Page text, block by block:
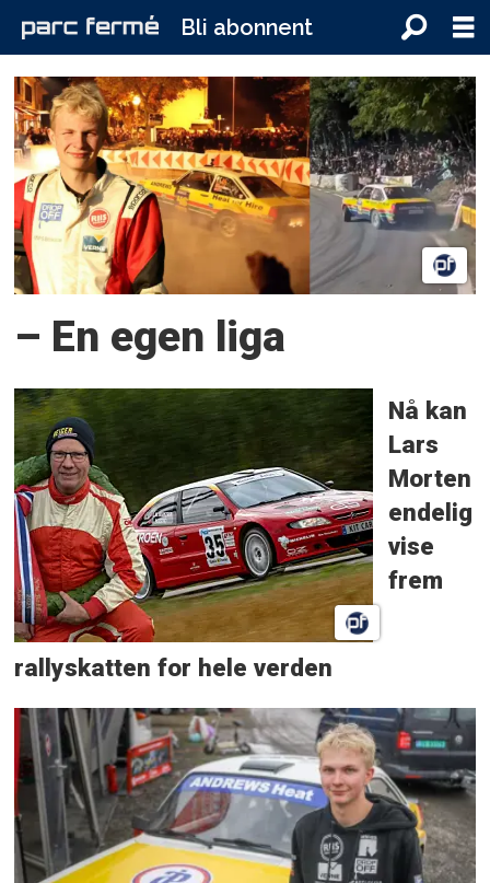
Bli abonnent
Tag:
rally
legend
– En egen liga
Nå kan
Lars
Morten
endelig
vise
frem
rallyskatten for hele verden